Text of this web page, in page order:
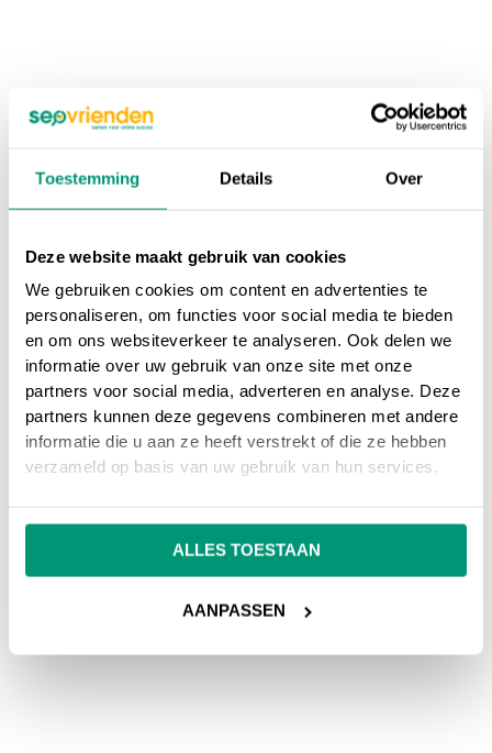
Toestemming Details Over
Deze website maakt gebruik van cookies
We gebruiken cookies om content en advertenties te
personaliseren, om functies voor social media te bieden
en om ons websiteverkeer te analyseren. Ook delen we
informatie over uw gebruik van onze site met onze
partners voor social media, adverteren en analyse. Deze
partners kunnen deze gegevens combineren met andere
informatie die u aan ze heeft verstrekt of die ze hebben
verzameld op basis van uw gebruik van hun services.
ALLES TOESTAAN
AANPASSEN